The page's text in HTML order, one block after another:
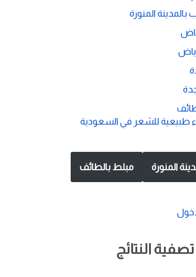
المنورة
طبيعية للشعر في السعودية
المنورة مبلط بالطائف
النتائج